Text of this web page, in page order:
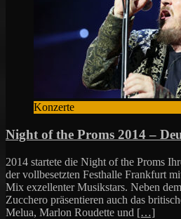
Konzerte
Night of the Proms 2014 –
2014 startete die Night of the Proms
der vollbesetzten Festhalle Frankfurt
Mix exzellenter Musikstars. Neben
Zucchero präsentieren auch das
Melua, Marlon Roudette und […]